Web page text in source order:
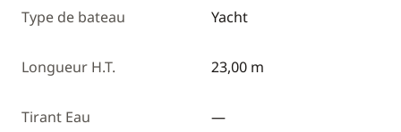
Type de bateau Yacht
Longueur H.T. 23,00 m
Tirant Eau —